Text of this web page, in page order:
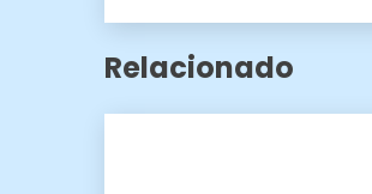
Relacionado